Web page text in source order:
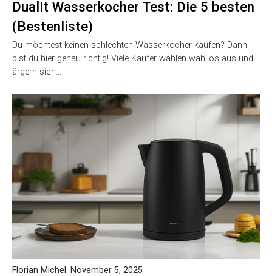
Dualit Wasserkocher Test: Die 5 besten
(Bestenliste)
Du möchtest keinen schlechten Wasserkocher kaufen? Dann
bist du hier genau richtig! Viele Käufer wählen wahllos aus und
ärgern sich…
Florian Michel November 5, 2025